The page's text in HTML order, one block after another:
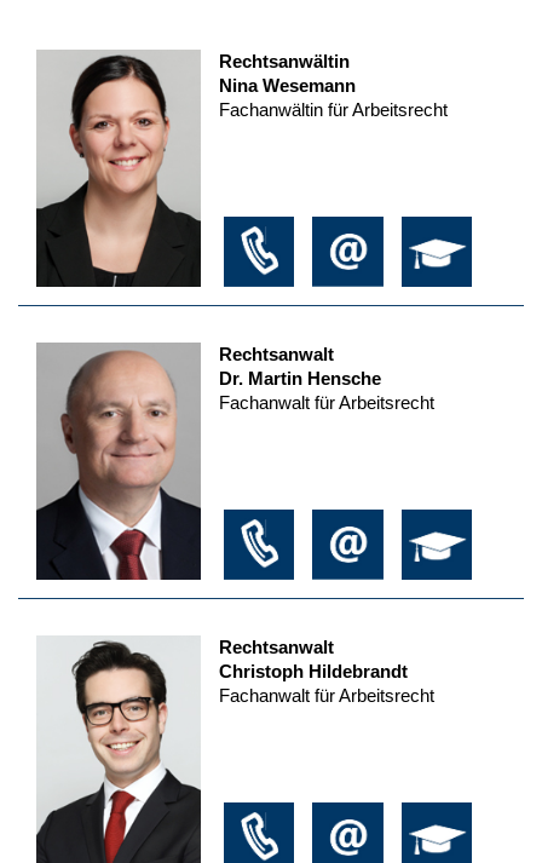
Rechtsanwältin
Nina Wesemann
Fachanwältin für Arbeitsrecht
Rechtsanwalt
Dr. Martin Hensche
Fachanwalt für Arbeitsrecht
Rechtsanwalt
Christoph Hildebrandt
Fachanwalt für Arbeitsrecht